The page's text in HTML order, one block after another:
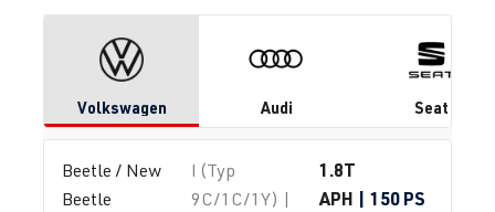
Volkswagen Audi Seat
Beetle / New
Beetle
I (Typ
9C/1C/1Y) |
1.8T
APH | 150 PS